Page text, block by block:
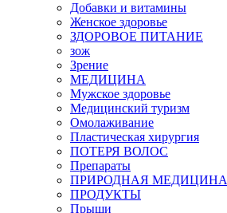
Добавки и витамины
Женское здоровье
ЗДОРОВОЕ ПИТАНИЕ
зож
Зрение
МЕДИЦИНА
Мужское здоровье
Медицинский туризм
Омолаживание
Пластическая хирургия
ПОТЕРЯ ВОЛОС
Препараты
ПРИРОДНАЯ МЕДИЦИНА
ПРОДУКТЫ
Прыщи